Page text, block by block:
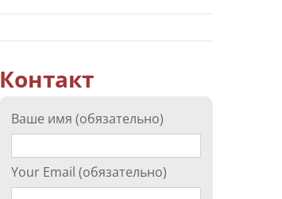
Контакт
Ваше имя (обязательно)
Your Email (обязательно)